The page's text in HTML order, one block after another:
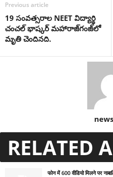
Previous article
19 సంవత్సరాల NEET విద్యార్థి
చంచల్ భాష్కర్ మహారాజ్‌గంజ్‌లో
మృతి చెందినది.
RELATED
फोन में 600 वीडियो मिलने पर